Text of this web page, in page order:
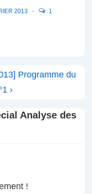
2013
1
Programme du
›
Analyse des
!